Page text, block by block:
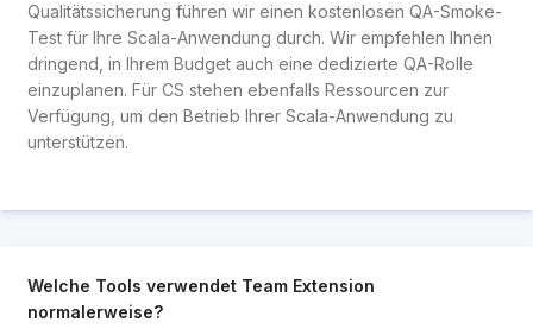
Qualitätssicherung führen wir einen kostenlosen QA-Smoke-
Test für Ihre Scala-Anwendung durch. Wir empfehlen Ihnen
dringend, in Ihrem Budget auch eine dedizierte QA-Rolle
einzuplanen. Für CS stehen ebenfalls Ressourcen zur
Verfügung, um den Betrieb Ihrer Scala-Anwendung zu
unterstützen.
Welche Tools verwendet Team Extension
normalerweise?